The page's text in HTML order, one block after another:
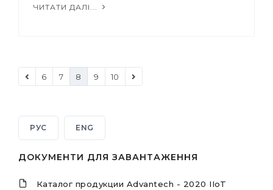
ЧИТАТИ ДАЛІ...
6 7 8 9 10
РУС ENG
ДОКУМЕНТИ ДЛЯ ЗАВАНТАЖЕННЯ
Каталог продукции Advantech - 2020 IIoT